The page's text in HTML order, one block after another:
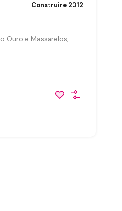
Construire 2012
Ouro e Massarelos,